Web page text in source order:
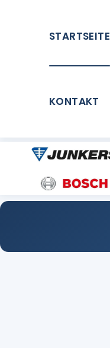
STARTSEITE
KONTAKT